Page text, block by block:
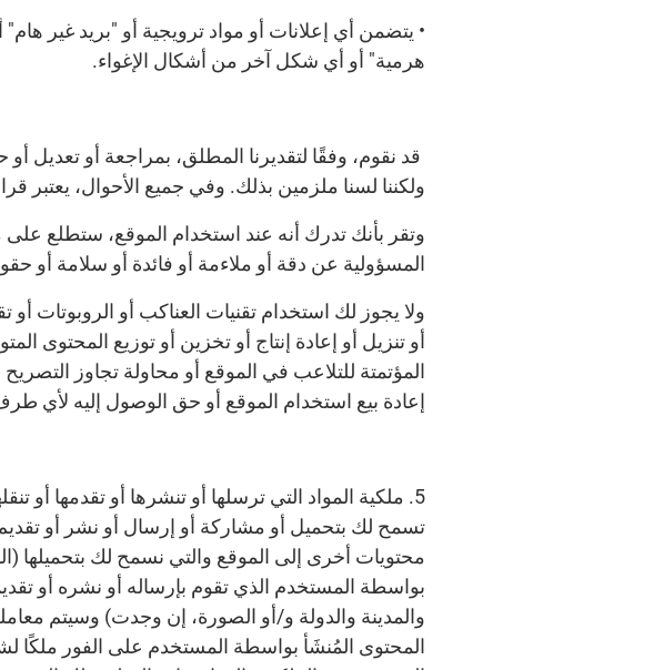
• يتضمن أي إعلانات أو مواد ترويجية أو "بريد غير
هرمية" أو أي شكل آخر من أشكال الإغواء.
قد نقوم، وفقًا لتقديرنا المطلق، بمراجعة أو تعديل
ولكننا لسنا ملزمين بذلك. وفي جميع الأحوال، يعتبر
وتقر بأنك تدرك أنه عند استخدام الموقع، ستطلع
المسؤولية عن دقة أو ملاءمة أو فائدة أو سلامة أو
ولا يجوز لك استخدام تقنيات العناكب أو الروبوتات أو
أو تنزيل أو إعادة إنتاج أو تخزين أو توزيع المحتوى
المؤتمتة للتلاعب في الموقع أو محاولة تجاوز
إعادة بيع استخدام الموقع أو حق الوصول إليه لأي
5. ملكية المواد التي ترسلها أو تنشرها أو تقدمها
تسمح لك بتحميل أو مشاركة أو إرسال أو نشر أو
محتويات أخرى إلى الموقع والتي نسمح لك بتحميلها
بواسطة المستخدم الذي تقوم بإرساله أو نشره أو
والمدينة والدولة و/أو الصورة، إن وجدت) وسيتم
المحتوى المُنشَأ بواسطة المستخدم على الفور ملكًا